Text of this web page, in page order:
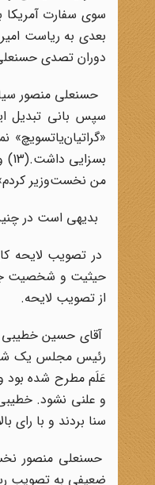
دوران تصدی حسنعلی منصور در ۲۱ مهر ۱۳۴۳ به
من نخست‌وزیر
بدیهی است در
در تصویب لایحه
حیثیت و شخصیت
از تصویب لایحه.
آقای حسین خطیبی
رئیس مجلس یک شب
عَلَم مطرح شده بود
و علنی نشود.
سنا بردند و با رای
حسنعلی منصور
ضعیفی به تصویب رسید. بدین معنی که از 136 رأی